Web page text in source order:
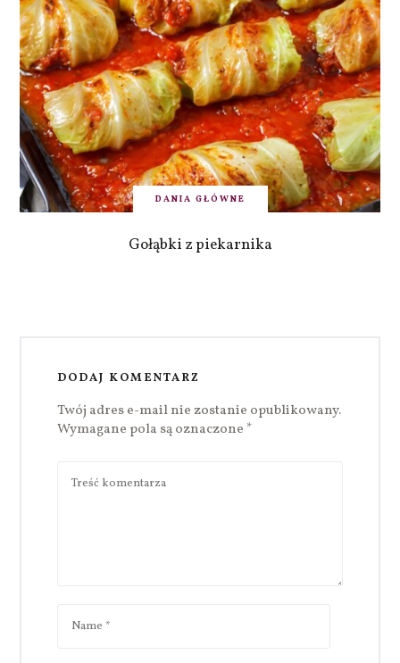
DANIA GŁÓWNE
Gołąbki z piekarnika
DODAJ KOMENTARZ
Twój adres e-mail nie zostanie opublikowany.
Wymagane pola są oznaczone *